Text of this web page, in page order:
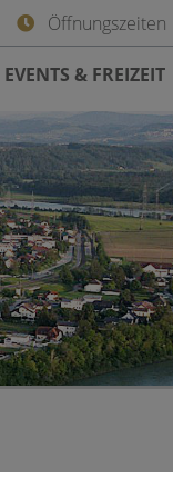
Öffnungszeiten
EVENTS & FREIZEIT